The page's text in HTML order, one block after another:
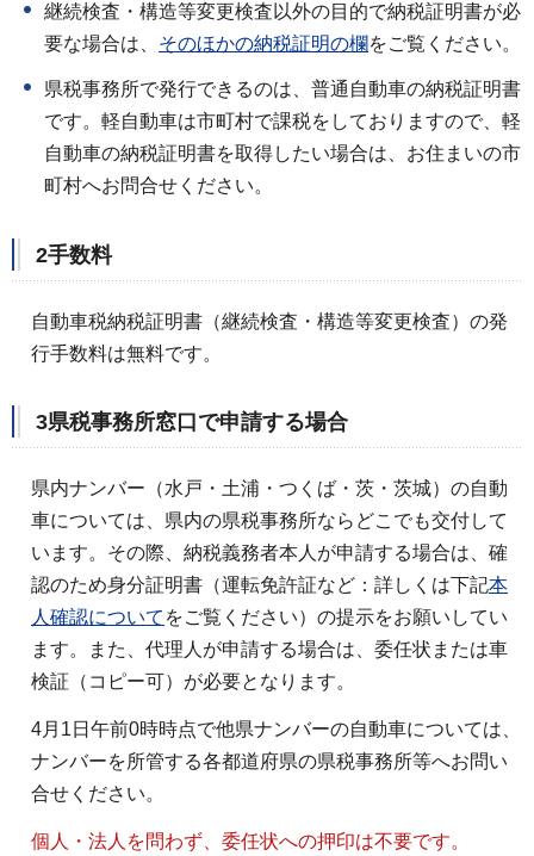
継続検査・構造等変更検査以外の目的で納税証明書が必
要な場合は、 そのほかの納税証明の欄をご覧ください。
県税事務所で発行できるのは、普通自動車の納税証明書
です。軽自動車は市町村で課税をしておりますので、軽
自動車の納税証明書を取得したい場合は、お住まいの市
町村へお問合せください。
2手数料
自動車税納税証明書（継続検査・構造等変更検査）の発
行手数料は無料です。
3県税事務所窓口で申請する場合
県内ナンバー（水戸・土浦・つくば・茨・茨城）の自動
車については、県内の県税事務所ならどこでも交付して
います。その際、納税義務者本人が申請する場合は、確
認のため身分証明書（運転免許証など：詳しくは下記本
人確認について をご覧ください）の提示をお願いしてい
ます。また、代理人が申請する場合は、委任状または車
検証（コピー可）が必要となります。
4月1日午前0時時点で他県ナンバーの自動車については、
ナンバーを所管する各都道府県の県税事務所等へお問い
合せください。
個人・法人を問わず、委任状への押印は不要です。